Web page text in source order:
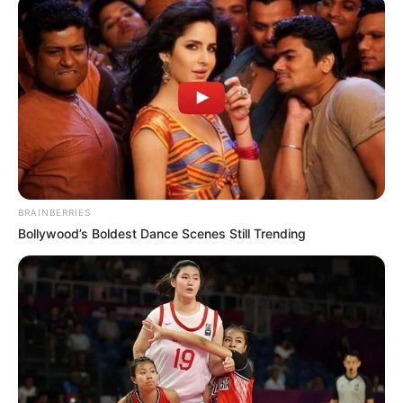
proteger el disfrute de nuestros turistas. El trabajo ha sido
articulado de la mano de EPM y las secretarías de
Turismo y Medio Ambiente”, añadió.
Por su parte, Isabella Múnera, comerciante del sector,
resaltó lasintervenciones en el Pueblito Paisa.
“En lo personal, me parece muy innovador lo que ha
tratado la Alcaldía de Medellín, con las luminarias
instalaron acá mismo, ya que se incentiva el turismo, la
seguridad y hace que todo sea más atractivo”, aseguró.
Cabe recordar que el Pueblito Paisa, construido en la
cima delCerro Nutibara,es la réplica de un típico pueblo
antioqueño con su iglesia, plazoleta, fondas y miradores.
COMPARTIR
ALERTA BOGOTÁ EN GOOGLE NEWS
BRAINBERRIES
Bollywood’s Boldest Dance Scenes Still Trending